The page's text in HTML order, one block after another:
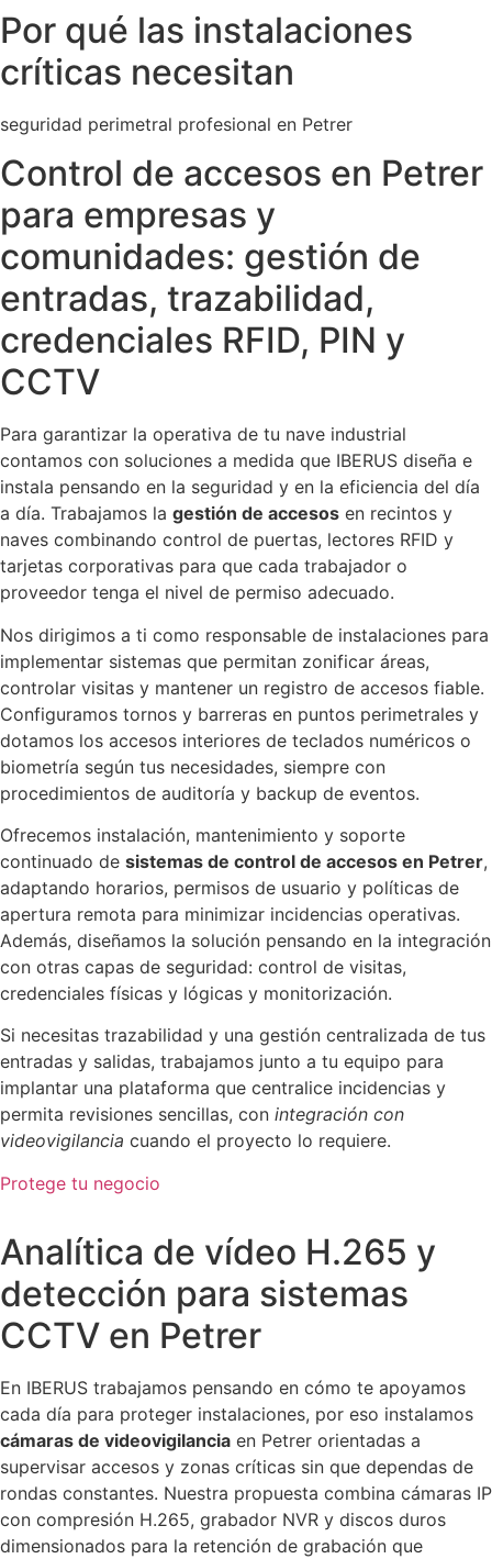
Por qué las instalaciones
críticas necesitan
seguridad perimetral profesional en Petrer
Control de accesos en Petrer
para empresas y
comunidades: gestión de
entradas, trazabilidad,
credenciales RFID, PIN y
CCTV
Para garantizar la operativa de tu nave industrial
contamos con soluciones a medida que IBERUS diseña e
instala pensando en la seguridad y en la eficiencia del día
a día. Trabajamos la gestión de accesos en recintos y
naves combinando control de puertas, lectores RFID y
tarjetas corporativas para que cada trabajador o
proveedor tenga el nivel de permiso adecuado.
Nos dirigimos a ti como responsable de instalaciones para
implementar sistemas que permitan zonificar áreas,
controlar visitas y mantener un registro de accesos fiable.
Configuramos tornos y barreras en puntos perimetrales y
dotamos los accesos interiores de teclados numéricos o
biometría según tus necesidades, siempre con
procedimientos de auditoría y backup de eventos.
Ofrecemos instalación, mantenimiento y soporte
continuado de sistemas de control de accesos en Petrer,
adaptando horarios, permisos de usuario y políticas de
apertura remota para minimizar incidencias operativas.
Además, diseñamos la solución pensando en la integración
con otras capas de seguridad: control de visitas,
credenciales físicas y lógicas y monitorización.
Si necesitas trazabilidad y una gestión centralizada de tus
entradas y salidas, trabajamos junto a tu equipo para
implantar una plataforma que centralice incidencias y
permita revisiones sencillas, con integración con
videovigilancia cuando el proyecto lo requiere.
Protege tu negocio
Analítica de vídeo H.265 y
detección para sistemas
CCTV en Petrer
En IBERUS trabajamos pensando en cómo te apoyamos
cada día para proteger instalaciones, por eso instalamos
cámaras de videovigilancia en Petrer orientadas a
supervisar accesos y zonas críticas sin que dependas de
rondas constantes. Nuestra propuesta combina cámaras IP
con compresión H.265, grabador NVR y discos duros
dimensionados para la retención de grabación que